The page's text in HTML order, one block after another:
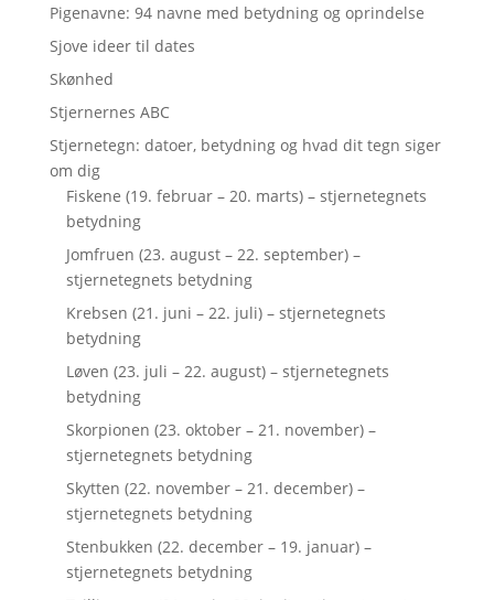
Pigenavne: 94 navne med betydning og oprindelse
Sjove ideer til dates
Skønhed
Stjernernes ABC
Stjernetegn: datoer, betydning og hvad dit tegn siger
om dig
Fiskene (19. februar – 20. marts) – stjernetegnets
betydning
Jomfruen (23. august – 22. september) –
stjernetegnets betydning
Krebsen (21. juni – 22. juli) – stjernetegnets
betydning
Løven (23. juli – 22. august) – stjernetegnets
betydning
Skorpionen (23. oktober – 21. november) –
stjernetegnets betydning
Skytten (22. november – 21. december) –
stjernetegnets betydning
Stenbukken (22. december – 19. januar) –
stjernetegnets betydning